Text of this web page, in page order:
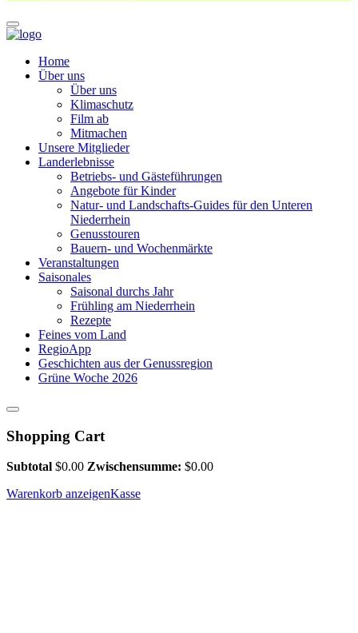
Home
Über uns
Über uns
Klimaschutz
Film ab
Mitmachen
Unsere Mitglieder
Landerlebnisse
Betriebs- und Gästeführungen
Angebote für Kinder
Natur- und Landschafts-Guides für den Unteren
Niederrhein
Genusstouren
Bauern- und Wochenmärkte
Veranstaltungen
Saisonales
Saisonal durchs Jahr
Frühling am Niederrhein
Rezepte
Feines vom Land
RegioApp
Geschichten aus der Genussregion
Grüne Woche 2026
Shopping Cart
Subtotal $0.00 Zwischensumme: $0.00
Warenkorb anzeigenKasse